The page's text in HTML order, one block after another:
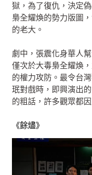
獄，為了復仇，決定
梟全耀煥的勢力版圖
的老大。
劇中，張震化身華人
僅次於大毒梟全耀煥
的權力攻防。最令台
珉對戲時，即興演出
的粗話，許多觀眾都
《餘燼》